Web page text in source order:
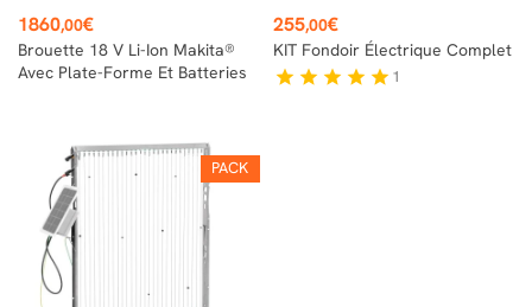
Prix
1860,00€
Brouette 18 V Li-Ion Makita®
Avec Plate-Forme Et Batteries
Prix
255,00€
KIT Fondoir Électrique Complet
star star star star star 1
PACK